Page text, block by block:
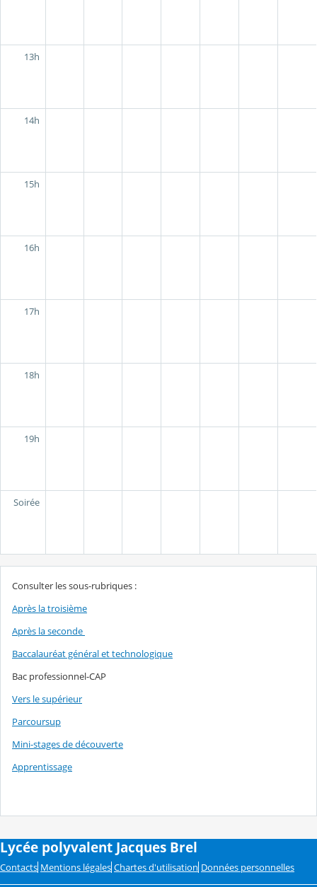
13h
14h
15h
16h
17h
18h
19h
Soirée
Consulter les sous-rubriques :
Après la troisième
Après la seconde
Baccalauréat général et technologique
Bac professionnel-CAP
Vers le supérieur
Parcoursup
Mini-stages de découverte
Apprentissage
Lycée polyvalent Jacques Brel
Contacts Mentions légales Chartes d'utilisation Données personnelles